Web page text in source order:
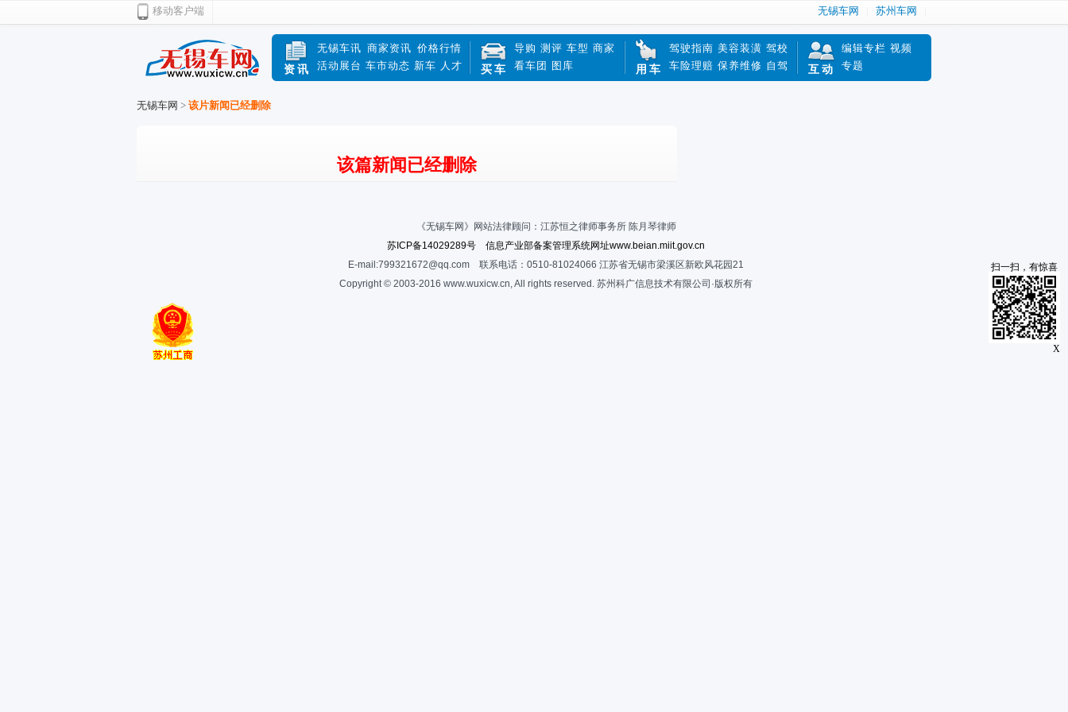
移动客户端 无锡车网 苏州车网
资讯
无锡车讯 商家资讯 价格行情
活动展台 车市动态 新车 人才 买车
导购 测评 车型 商家
看车团
图库 用车
驾驶指南 美容装潢 驾校
车险理赔 保养维修 自驾 互动
编辑专栏 视频
专题
无锡车网 > 该片新闻已经删除
该篇新闻已经删除
《无锡车网》网站法律顾问：江苏恒之律师事务所 陈月琴律师
苏ICP备14029289号 信息产业部备案管理系统网址www.beian.miit.gov.cn
E-mail:799321672@qq.com 联系电话：0510-81024066 江苏省无锡市梁溪区新欧风花园21
Copyright © 2003-2016 www.wuxicw.cn, All rights reserved. 苏州科广信息技术有限公司·版权所有
扫一扫，有惊喜
X